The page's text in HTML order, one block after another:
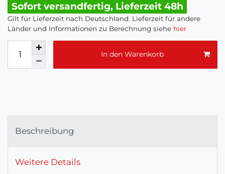
Sofort versandfertig, Lieferzeit 48h
Gilt für Lieferzeit nach Deutschland. Lieferzeit für andere
Länder und Informationen zu Berechnung siehe hier
In den Warenkorb
Beschreibung
Weitere Details